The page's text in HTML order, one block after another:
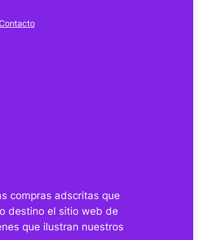
compras adscritas que
destino el sitio web de
que ilustran nuestros